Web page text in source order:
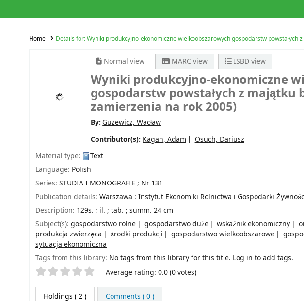
Home Details for:Wyniki produkcyjno-ekonomiczne wielkoobszarowych gospodarstw powstałych
Normal view MARC view ISBD view
Wyniki produkcyjno-ekonomiczne
gospodarstw powstałych z majątku
zamierzenia na rok 2005)
By:Guzewicz, Wacław
Contributor(s): Kagan, Adam
Osuch, Dariusz
Material type:
Text
Language: Polish
Series: STUDIA I MONOGRAFIE ; Nr 131
Publication details: Warszawa : Instytut Ekonomiki Rolnictwa i Gospodarki
Description: 129s. ; il. ; tab. ; summ. 24 cm
Subject(s): gospodarstwo rolne gospodarstwo duże wskaźnik ekonomiczny
produkcja zwierzęca
środki produkcji gospodarstwo wielkoobszarowe
sytuacja ekonomiczna
Tags from this library: No tags from this library for this title. Log in to add tags.
Star ratings Average rating: 0.0 (0 votes)
Holdings ( 2 ) Comments ( 0 )